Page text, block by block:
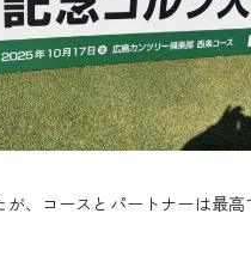
が、コースとパートナーは最高